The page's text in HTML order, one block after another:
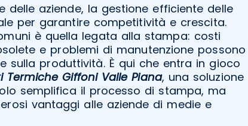
delle aziende, la gestione efficiente delle
per garantire competitività e crescita.
è quella legata alla stampa: costi
e problemi di manutenzione possono
sulla produttività. È qui che entra in gioco
Giffoni Valle Piana, una soluzione
semplifica il processo di stampa, ma
vantaggi alle aziende di medie e